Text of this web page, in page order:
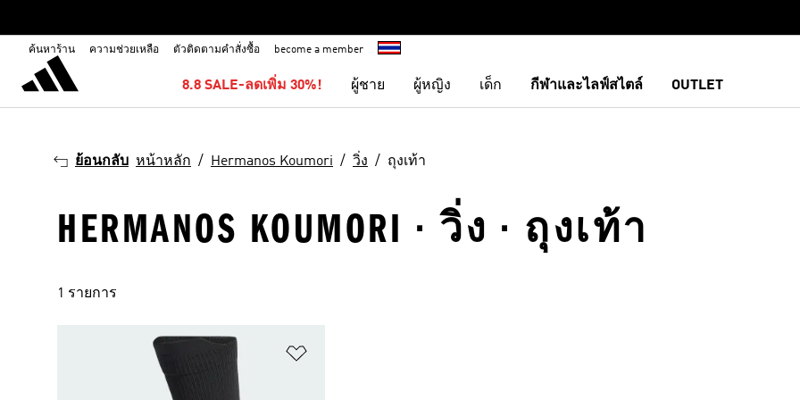
ค้นหาร้าน ความช่วยเหลือ ตัวติดตามคำสั่งซื้อ become a member
8.8 SALE-ลดเพิ่ม 30%! ผู้ชาย ผู้หญิง เด็ก กีฬาและไลฟ์สไตล์ OUTLET
ย้อนกลับ หน้าหลัก Hermanos Koumori วิ่ง ถุงเท้า
HERMANOS KOUMORI · วิ่ง · ถุงเท้า
1 รายการ